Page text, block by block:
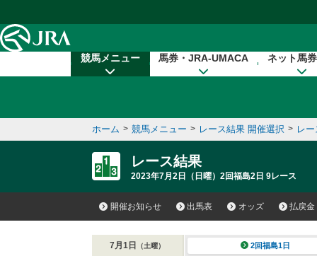
競馬メニュー 馬券・JRA-UMACA ネット馬
ホーム > 競馬メニュー > レース結果 開催選択 > レ
レース結果
2023年7月2日（日曜）2回福島2日 9レース
開催お知らせ 出馬表 オッズ 払戻金
7月1日 （土曜） 2回福島1日